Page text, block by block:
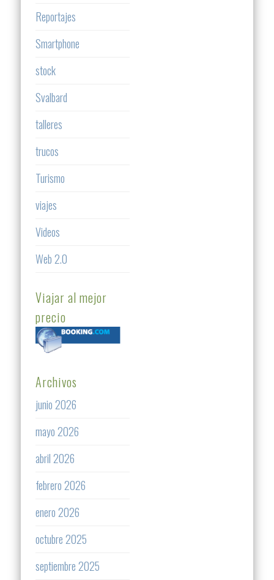
Reportajes
Smartphone
stock
Svalbard
talleres
trucos
Turismo
viajes
Videos
Web 2.0
Viajar al mejor
precio
Archivos
junio 2026
mayo 2026
abril 2026
febrero 2026
enero 2026
octubre 2025
septiembre 2025